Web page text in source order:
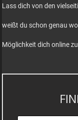
Lass dich von den
weißt du schon genau
Möglichkeit dich online